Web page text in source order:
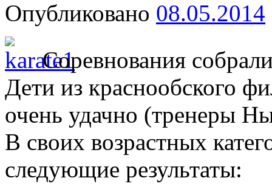
Опубликовано 08.05.2014
Соревнования
Дети из краснообского
очень удачно (тренеры
В своих возрастных
следующие результаты: